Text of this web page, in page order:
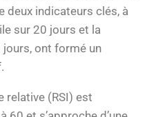
deux indicateurs clés, à
sur 20 jours et la
ont formé un
relative (RSI) est